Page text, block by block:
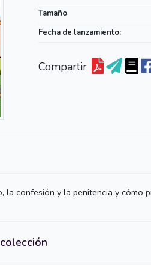
Tamaño
Fecha de lanzamiento:
Compartir
la confesión y la penitencia y cómo